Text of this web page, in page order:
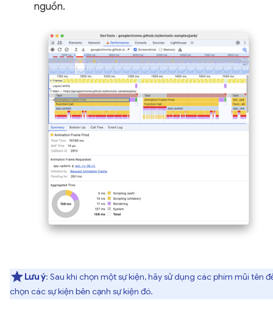
nguồn.
Lưu ý: Sau khi chọn một sự kiện, hãy sử dụng các phím mũi tên
chọn các sự kiện bên cạnh sự kiện đó.